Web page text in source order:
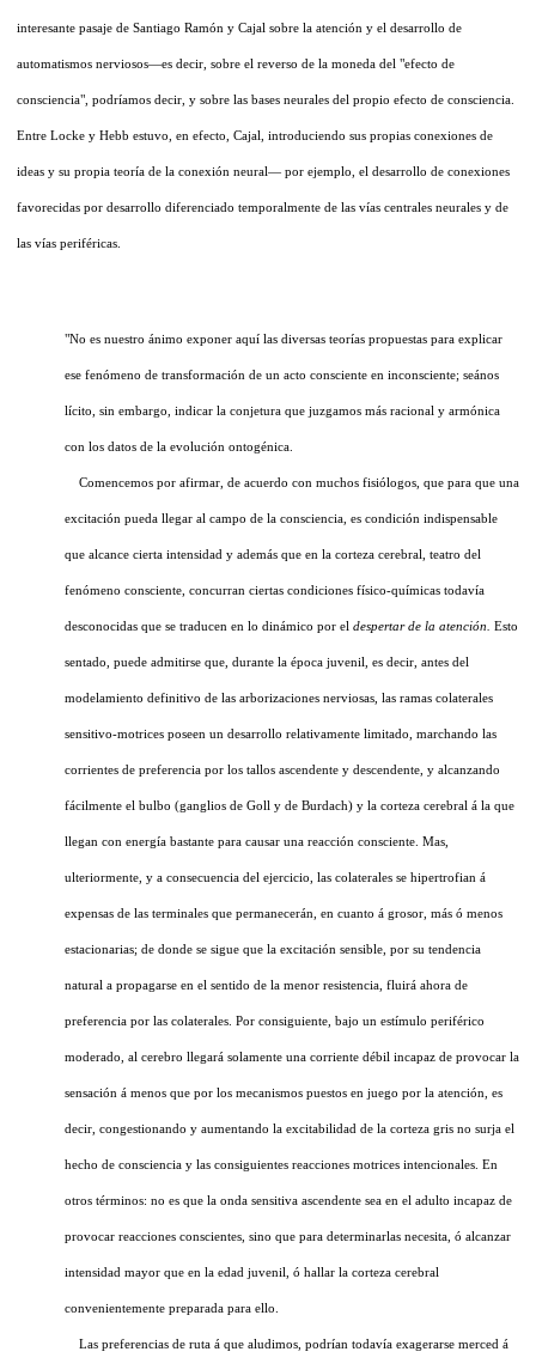
interesante pasaje de Santiago Ramón y Cajal sobre la atención y el desarrollo de
automatismos nerviosos—es decir, sobre el reverso de la moneda del "efecto de
consciencia", podríamos decir, y sobre las bases neurales del propio efecto de consciencia.
Entre Locke y Hebb estuvo, en efecto, Cajal, introduciendo sus propias conexiones de
ideas y su propia teoría de la conexión neural— por ejemplo, el desarrollo de conexiones
favorecidas por desarrollo diferenciado temporalmente de las vías centrales neurales y de
las vías periféricas.
"No es nuestro ánimo exponer aquí las diversas teorías propuestas para explicar
ese fenómeno de transformación de un acto consciente en inconsciente; seános
lícito, sin embargo, indicar la conjetura que juzgamos más racional y armónica
con los datos de la evolución ontogénica.
Comencemos por afirmar, de acuerdo con muchos fisiólogos, que para que una
excitación pueda llegar al campo de la consciencia, es condición indispensable
que alcance cierta intensidad y además que en la corteza cerebral, teatro del
fenómeno consciente, concurran ciertas condiciones físico-químicas todavía
desconocidas que se traducen en lo dinámico por el despertar de la atención. Esto
sentado, puede admitirse que, durante la época juvenil, es decir, antes del
modelamiento definitivo de las arborizaciones nerviosas, las ramas colaterales
sensitivo-motrices poseen un desarrollo relativamente limitado, marchando las
corrientes de preferencia por los tallos ascendente y descendente, y alcanzando
fácilmente el bulbo (ganglios de Goll y de Burdach) y la corteza cerebral á la que
llegan con energía bastante para causar una reacción consciente. Mas,
ulteriormente, y a consecuencia del ejercicio, las colaterales se hipertrofian á
expensas de las terminales que permanecerán, en cuanto á grosor, más ó menos
estacionarias; de donde se sigue que la excitación sensible, por su tendencia
natural a propagarse en el sentido de la menor resistencia, fluirá ahora de
preferencia por las colaterales. Por consiguiente, bajo un estímulo periférico
moderado, al cerebro llegará solamente una corriente débil incapaz de provocar la
sensación á menos que por los mecanismos puestos en juego por la atención, es
decir, congestionando y aumentando la excitabilidad de la corteza gris no surja el
hecho de consciencia y las consiguientes reacciones motrices intencionales. En
otros términos: no es que la onda sensitiva ascendente sea en el adulto incapaz de
provocar reacciones conscientes, sino que para determinarlas necesita, ó alcanzar
intensidad mayor que en la edad juvenil, ó hallar la corteza cerebral
convenientemente preparada para ello.
Las preferencias de ruta á que aludimos, podrían todavía exagerarse merced á